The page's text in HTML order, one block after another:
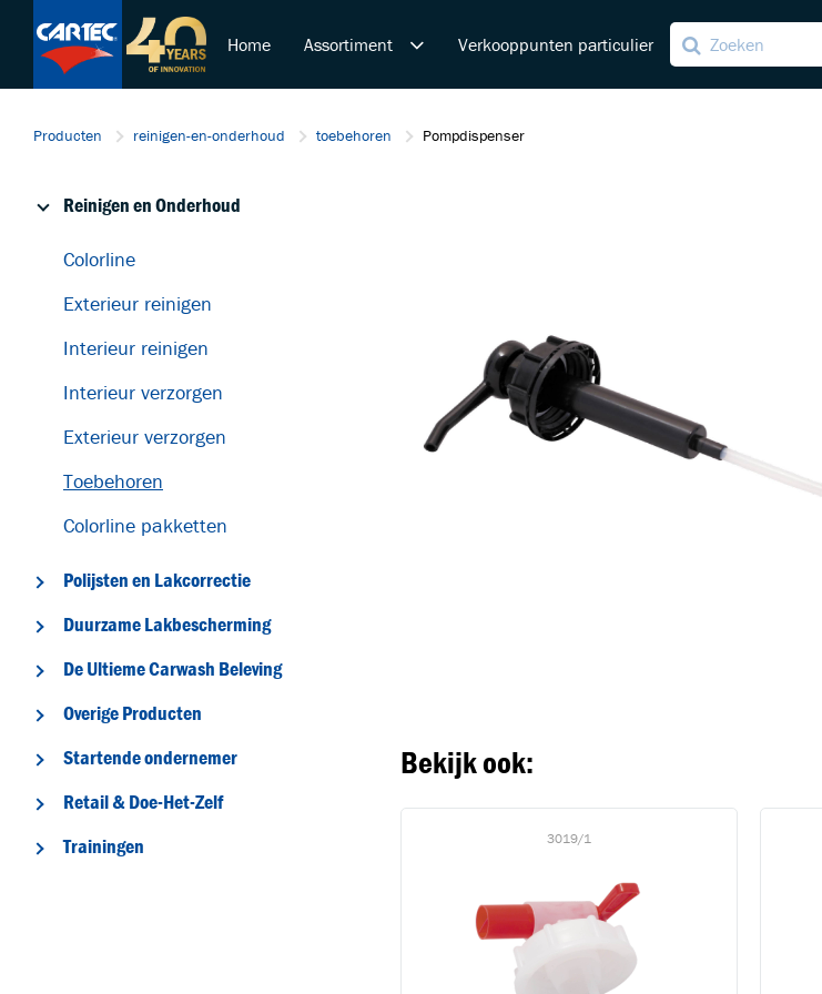
Home Assortiment
Polijsten en Lakcorrectie
Verkooppunten particulier
Producten reinigen-en-onderhoud toebehoren Pompdispenser
Reinigen en Onderhoud
Colorline
Exterieur reinigen
Interieur reinigen
Interieur verzorgen
Exterieur verzorgen
Toebehoren
Colorline pakketten
Polijsten en Lakcorrectie
Duurzame Lakbescherming
De Ultieme Carwash Beleving
Overige Producten
Startende ondernemer
Retail & Doe-Het-Zelf
Trainingen
Bekijk ook:
3019/1